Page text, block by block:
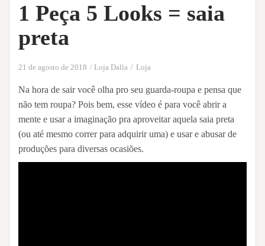
1 Peça 5 Looks = saia
preta
21 de agosto de 2018 Loja Dalla Loja
Na hora de sair você olha pro seu guarda-roupa e pensa que
não tem roupa? Pois bem, esse vídeo é para você abrir a
mente e usar a imaginação pra aproveitar aquela saia preta
(ou até mesmo correr para adquirir uma) e usar e abusar de
produções para diversas ocasiões.